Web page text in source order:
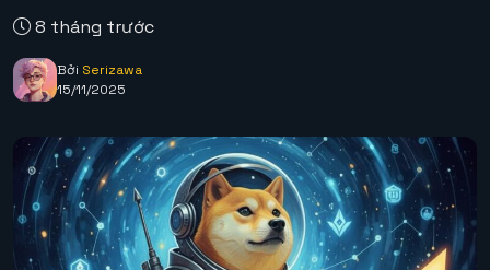
8 tháng trước
Bởi Serizawa
15/11/2025